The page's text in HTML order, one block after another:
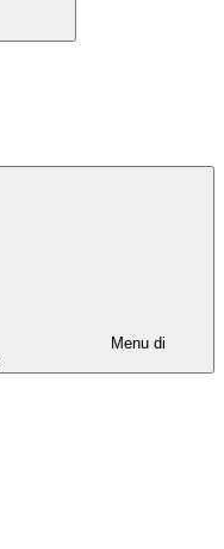
Menu di